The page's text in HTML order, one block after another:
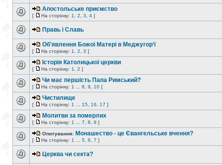
Апостольське приємство
[ На сторінку: 1 2 3 4 ]
Правь і Славь
Об'явлення Божої Матері в Меджугор‘ї
[ На сторінку: 1 2 3 ]
Історія Католицької церкви
[ На сторінку: 1 2 ]
Чи має першість Папа Римський?
[ На сторінку: 1 8 9 10 ]
Чистилище
[ На сторінку: 1 15 16 17 ]
Молитви за померлих
[ На сторінку: 1 7 8 9 ]
Опитування: Монашество - це Євангельське вчення?
[ На сторінку: 1 5 6 7 ]
Церква чи секта?